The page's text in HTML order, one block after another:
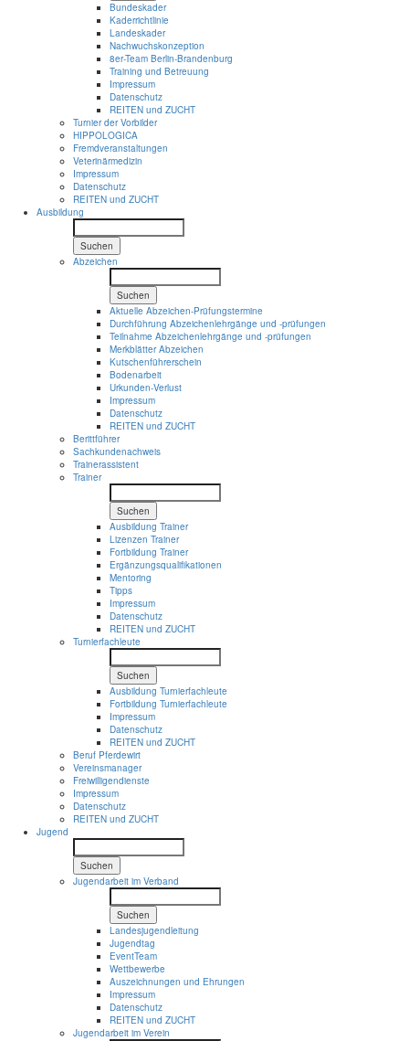
Bundeskader
Kaderrichtlinie
Landeskader
Nachwuchskonzeption
8er-Team Berlin-Brandenburg
Training und Betreuung
Impressum
Datenschutz
REITEN und ZUCHT
Turnier der Vorbilder
HIPPOLOGICA
Fremdveranstaltungen
Veterinärmedizin
Impressum
Datenschutz
REITEN und ZUCHT
Ausbildung
Suchen
Abzeichen
Suchen
Aktuelle Abzeichen-Prüfungstermine
Durchführung Abzeichenlehrgänge und -prüfungen
Teilnahme Abzeichenlehrgänge und -prüfungen
Merkblätter Abzeichen
Kutschenführerschein
Bodenarbeit
Urkunden-Verlust
Impressum
Datenschutz
REITEN und ZUCHT
Berittführer
Sachkundenachweis
Trainerassistent
Trainer
Suchen
Ausbildung Trainer
Lizenzen Trainer
Fortbildung Trainer
Ergänzungsqualifikationen
Mentoring
Tipps
Impressum
Datenschutz
REITEN und ZUCHT
Turnierfachleute
Suchen
Ausbildung Turnierfachleute
Fortbildung Turnierfachleute
Impressum
Datenschutz
REITEN und ZUCHT
Beruf Pferdewirt
Vereinsmanager
Freiwilligendienste
Impressum
Datenschutz
REITEN und ZUCHT
Jugend
Suchen
Jugendarbeit im Verband
Suchen
Landesjugendleitung
Jugendtag
EventTeam
Wettbewerbe
Auszeichnungen und Ehrungen
Impressum
Datenschutz
REITEN und ZUCHT
Jugendarbeit im Verein